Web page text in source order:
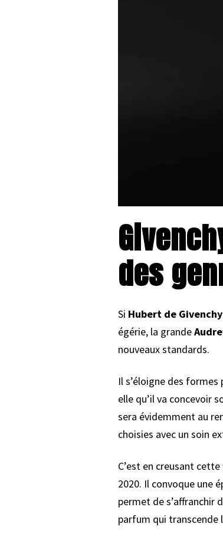
des
Si Hubert de Givenchy
égérie, la grande
nouveaux standards.
Il s’éloigne des
elle qu’il va concevoir
sera évidemment au
choisies avec un soin
C’est en creusant
2020. Il convoque une
permet de s’affranchir
parfum qui transcende